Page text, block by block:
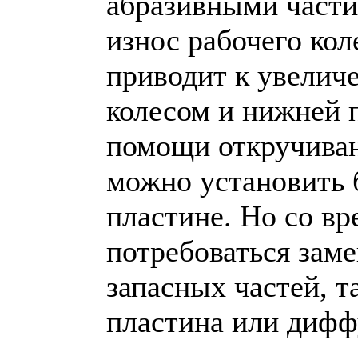
износ рабочего
приводит к
колесом и нижней
помощи
можно
пластине. Но со
потребоваться
запасных частей,
пластина или